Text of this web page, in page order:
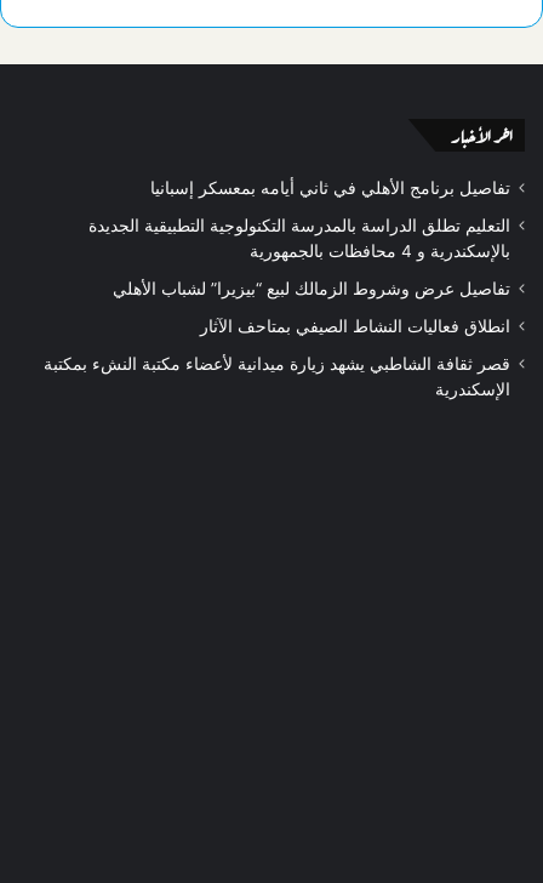
اخر الأخبار
تفاصيل برنامج الأهلي في ثاني أيامه بمعسكر إسبانيا
التعليم تطلق الدراسة بالمدرسة التكنولوجية التطبيقية الجديدة
بالإسكندرية و 4 محافظات بالجمهورية
تفاصيل عرض وشروط الزمالك لبيع “بيزيرا” لشباب الأهلي
انطلاق فعاليات النشاط الصيفي بمتاحف الآثار
قصر ثقافة الشاطبي يشهد زيارة ميدانية لأعضاء مكتبة النشء بمكتبة
الإسكندرية